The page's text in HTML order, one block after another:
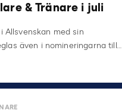
& Tränare i juli
med sin
även i nomineringarna till…